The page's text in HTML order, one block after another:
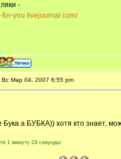
-
for-you.livejournal.com/
Вс Мар 04, 2007 6:55 pm
Бука а БУБКА)) хотя кто знает,
1 минуту 24 секунды: